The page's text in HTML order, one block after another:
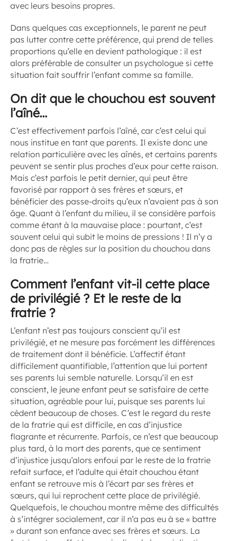
avec leurs besoins propres.
Dans quelques cas exceptionnels, le parent ne peut
pas lutter contre cette préférence, qui prend de telles
proportions qu’elle en devient pathologique : il est
alors préférable de consulter un psychologue si cette
situation fait souffrir l’enfant comme sa famille.
On dit que le chouchou est souvent
l’aîné…
C’est effectivement parfois l’aîné, car c’est celui qui
nous institue en tant que parents. Il existe donc une
relation particulière avec les aînés, et certains parents
peuvent se sentir plus proches d’eux pour cette raison.
Mais c’est parfois le petit dernier, qui peut être
favorisé par rapport à ses frères et sœurs, et
bénéficier des passe-droits qu’eux n’avaient pas à son
âge. Quant à l’enfant du milieu, il se considère parfois
comme étant à la mauvaise place : pourtant, c’est
souvent celui qui subit le moins de pressions ! Il n’y a
donc pas de règles sur la position du chouchou dans
la fratrie…
Comment l’enfant vit-il cette place
de privilégié ? Et le reste de la
fratrie ?
L’enfant n’est pas toujours conscient qu’il est
privilégié, et ne mesure pas forcément les différences
de traitement dont il bénéficie. L’affectif étant
difficilement quantifiable, l’attention que lui portent
ses parents lui semble naturelle. Lorsqu’il en est
conscient, le jeune enfant peut se satisfaire de cette
situation, agréable pour lui, puisque ses parents lui
cèdent beaucoup de choses. C’est le regard du reste
de la fratrie qui est difficile, en cas d’injustice
flagrante et récurrente. Parfois, ce n’est que beaucoup
plus tard, à la mort des parents, que ce sentiment
d’injustice jusqu’alors enfoui par le reste de la fratrie
refait surface, et l’adulte qui était chouchou étant
enfant se retrouve mis à l’écart par ses frères et
sœurs, qui lui reprochent cette place de privilégié.
Quelquefois, le chouchou montre même des difficultés
à s’intégrer socialement, car il n’a pas eu à se « battre
» durant son enfance avec ses frères et sœurs. La